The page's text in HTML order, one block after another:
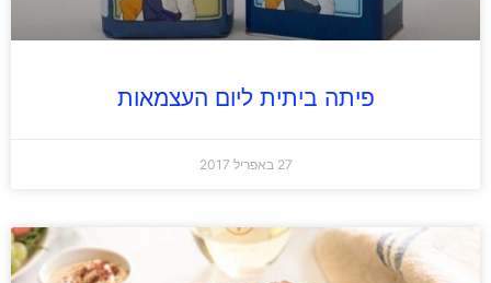
פיתה ביתית ליום העצמאות
27 באפריל 2017